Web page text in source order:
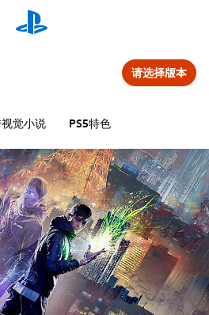
觉小说 PS5特色
请选择版本